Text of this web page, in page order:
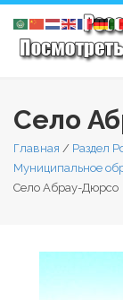
Село
Главная / Раздел
Муниципальное
Село Абрау-Дюрсо